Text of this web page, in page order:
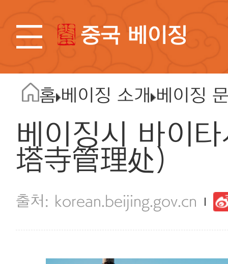
중국 베이징
홈 베이징 소개 베이징
베이징시 바이
塔寺管理处)
korean.beijing.gov.cn